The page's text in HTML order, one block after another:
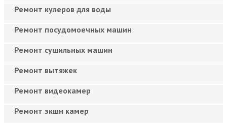
Ремонт кулеров для воды
Ремонт посудомоечных машин
Ремонт сушильных машин
Ремонт вытяжек
Ремонт видеокамер
Ремонт экшн камер